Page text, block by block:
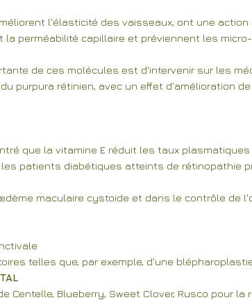
l'élasticité des vaisseaux, ont une
la perméabilité capillaire et préviennent les
de ces molécules est d'intervenir sur les
purpura rétinien, avec un effet d'amélioration
que la vitamine E réduit les taux
patients diabétiques atteints de rétinopathie
maculaire cystoïde et dans le contrôle de
telles que, par exemple, d'une
Centelle, Blueberry, Sweet Clover, Rusco pour